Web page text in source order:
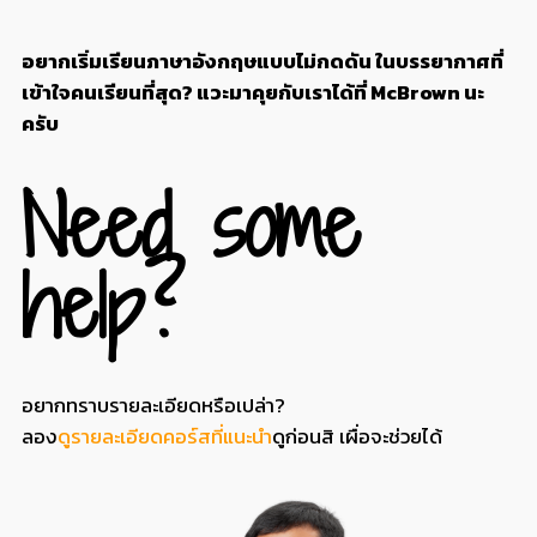
อยากเริ่มเรียนภาษาอังกฤษแบบไม่กดดันในบรรยากาศที่
เข้าใจคนเรียนที่สุด? แวะมาคุยกับเราได้ที่McBrown นะ
ครับ
Need some
help?
อยากทราบรายละเอียดหรือเปล่า?
ลองดูรายละเอียดคอร์สที่แนะนำดูก่อนสิ เผื่อจะช่วยได้